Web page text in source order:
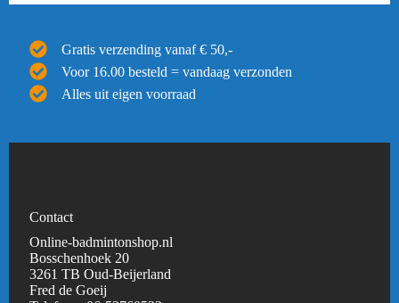
Gratis verzending vanaf € 50,-
Voor 16.00 besteld = vandaag verzonden
Alles uit eigen voorraad
Contact
Online-badmintonshop.nl
Bosschenhoek 20
3261 TB Oud-Beijerland
Fred de Goeij